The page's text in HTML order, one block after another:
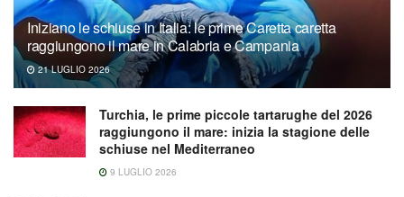
Iniziano le schiuse in Italia: le prime Caretta caretta
raggiungono il mare in Calabria e Campania
21 LUGLIO 2026
Turchia, le prime piccole tartarughe del 2026
raggiungono il mare: inizia la stagione delle
schiuse nel Mediterraneo
9 LUGLIO 2026